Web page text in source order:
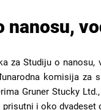
nanosu,
za Studiju o
komisija za
Gruner Stucky
i oko dvadeset